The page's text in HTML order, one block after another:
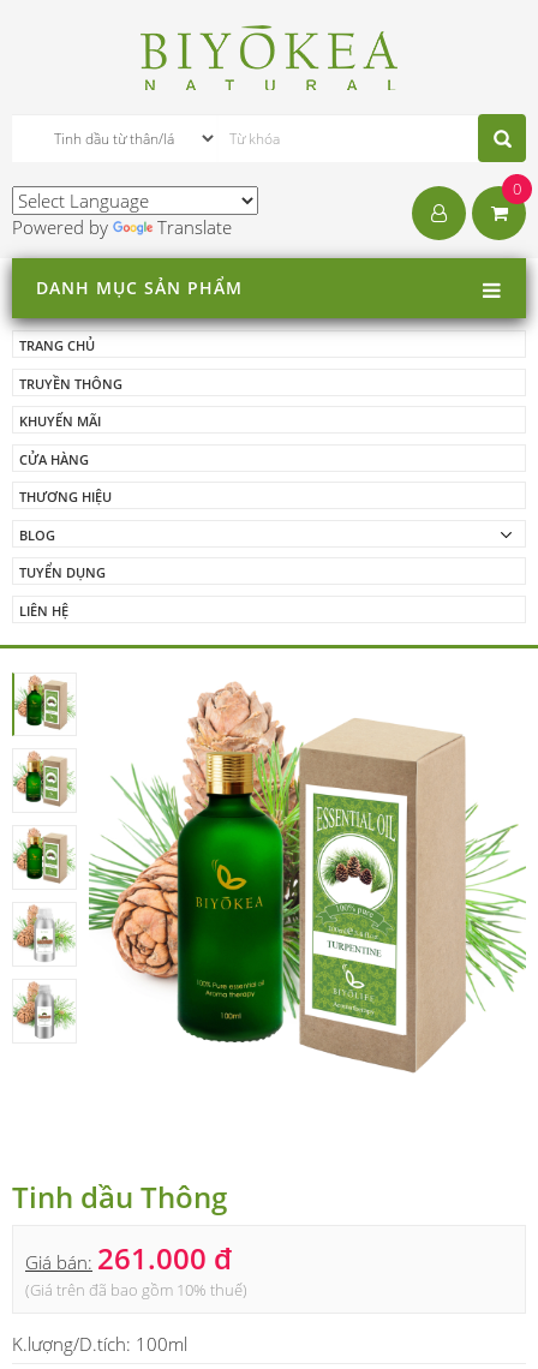
Powered by Translate
0
DANH MỤC SẢN PHẨM
TRANG CHỦ
TRUYỀN THÔNG
KHUYẾN MÃI
CỬA HÀNG
THƯƠNG HIỆU
BLOG
TUYỂN DỤNG
LIÊN HỆ
Tinh dầu Thông
Giá bán: 261.000 đ
(Giá trên đã bao gồm 10% thuế)
K.lượng/D.tích: 100ml